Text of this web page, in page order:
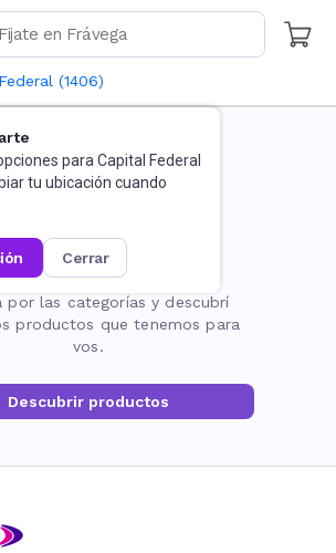
(1406)
para Capital Federal
tu ubicación cuando
cerrar
página no existe
por las categorías y descubrí
productos que tenemos para
vos.
Descubrir productos